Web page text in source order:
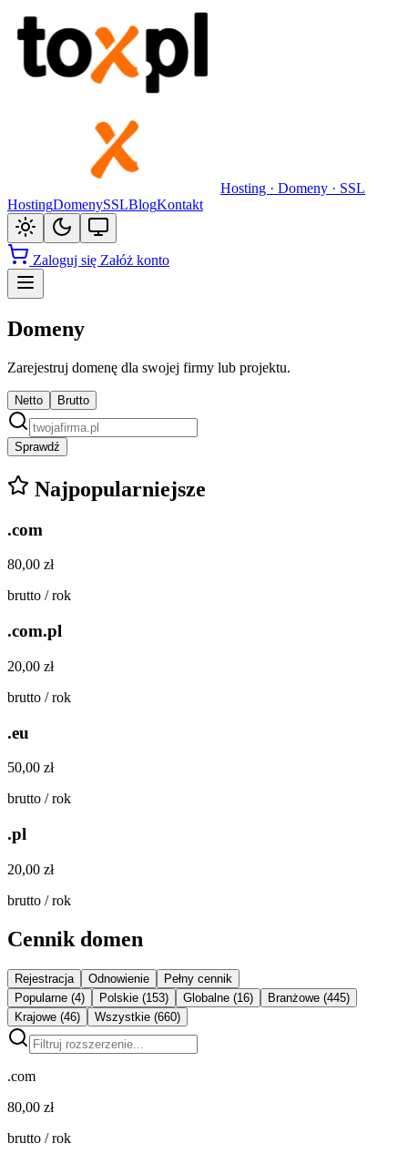
Hosting · Domeny · SSL
HostingDomenySSLBlogKontakt
Zaloguj się Załóż konto
Domeny
Zarejestruj domenę dla swojej firmy lub projektu.
Netto Brutto
Sprawdź
Najpopularniejsze
.com
80,00 zł
brutto / rok
.com.pl
20,00 zł
brutto / rok
.eu
50,00 zł
brutto / rok
.pl
20,00 zł
brutto / rok
Cennik domen
Rejestracja Odnowienie
Pełny cennik
Popularne (4) Polskie (153) Globalne (16) Branżowe (445)
Krajowe (46) Wszystkie (660)
.com
80,00 zł
brutto / rok